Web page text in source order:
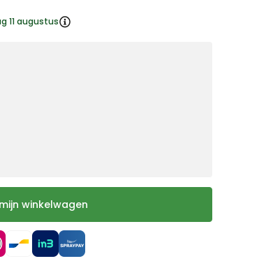
11 augustus
winkelwagen